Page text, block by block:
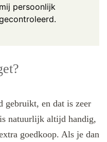
mij persoonlijk
gebruikt, en dat is zeer
natuurlijk altijd handig,
goedkoop. Als je dan